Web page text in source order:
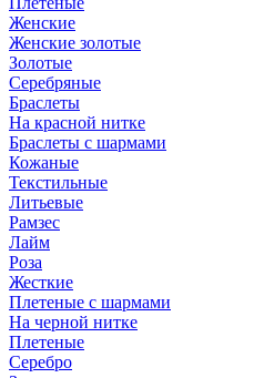
Женские
Женские золотые
Золотые
Серебряные
Браслеты
На красной нитке
Браслеты с шармами
Кожаные
Текстильные
Литьевые
Рамзес
Лайм
Роза
Жесткие
Плетеные с шармами
На черной нитке
Плетеные
Серебро